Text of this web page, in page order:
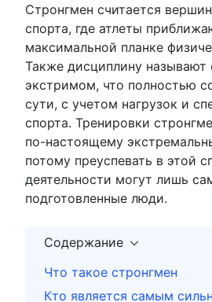
Стронгмен считается
спорта, где атлеты
максимальной планке
Также дисциплину называют
экстримом, что полностью
сути, с учетом нагрузок и
спорта. Тренировки
по-настоящему
потому преуспевать в этой
деятельности могут лишь
подготовленные люди.
Содержание
Что такое стронгмен
Кто является самым